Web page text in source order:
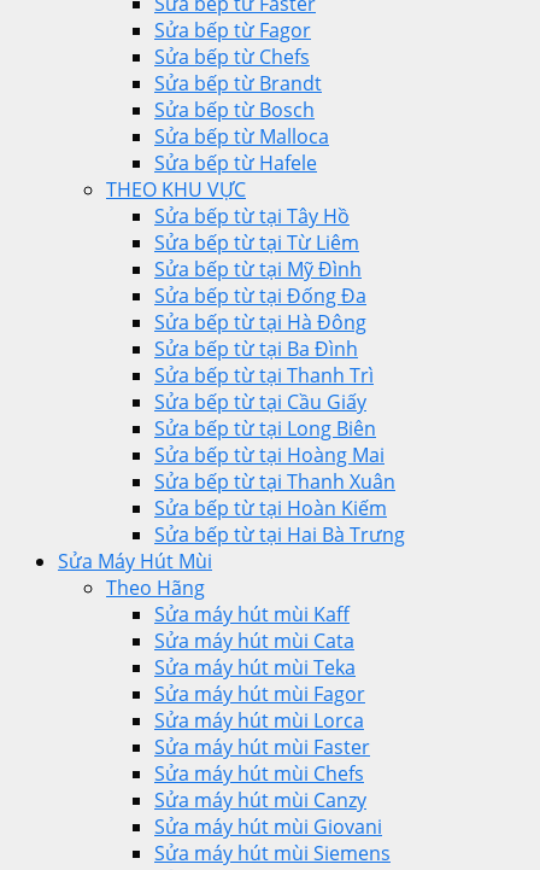
Sửa bếp từ Fagor
Sửa bếp từ Chefs
Sửa bếp từ Brandt
Sửa bếp từ Bosch
Sửa bếp từ Malloca
Sửa bếp từ Hafele
THEO KHU VỰC
Sửa bếp từ tại Tây Hồ
Sửa bếp từ tại Từ Liêm
Sửa bếp từ tại Mỹ Đình
Sửa bếp từ tại Đống Đa
Sửa bếp từ tại Hà Đông
Sửa bếp từ tại Ba Đình
Sửa bếp từ tại Thanh Trì
Sửa bếp từ tại Cầu Giấy
Sửa bếp từ tại Long Biên
Sửa bếp từ tại Hoàng Mai
Sửa bếp từ tại Thanh Xuân
Sửa bếp từ tại Hoàn Kiếm
Sửa bếp từ tại Hai Bà Trưng
Sửa Máy Hút Mùi
Theo Hãng
Sửa máy hút mùi Kaff
Sửa máy hút mùi Cata
Sửa máy hút mùi Teka
Sửa máy hút mùi Fagor
Sửa máy hút mùi Lorca
Sửa máy hút mùi Faster
Sửa máy hút mùi Chefs
Sửa máy hút mùi Canzy
Sửa máy hút mùi Giovani
Sửa máy hút mùi Siemens